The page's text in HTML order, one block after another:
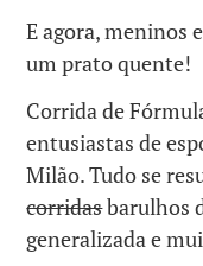
E agora, meninos
um prato quente!
Corrida de
entusiastas de
Milão. Tudo se
corridasbarulhos
generalizada e